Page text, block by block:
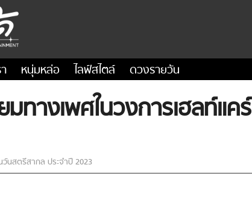
หนุ่มหล่อ ไลฟ์สไตล์ ดวงรายวัน
ทางเพศในวงการเฮลท์แคร์
วันสตรีสากล ประจำปี 2023